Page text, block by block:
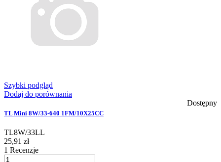
Szybki podgląd
Dodaj do porównania
Dostępny
TL Mini 8W/33-640 1FM/10X25CC
TL8W/33LL
25,91 zł
1 Recenzje